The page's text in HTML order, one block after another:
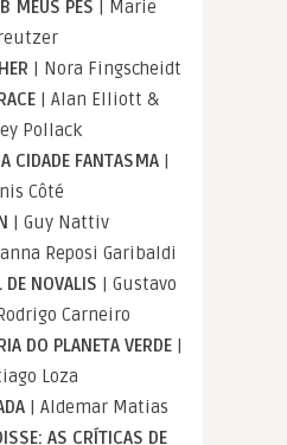
MEUS PÉS
| Marie
| Nora Fingscheidt
| Alan Elliott &
Pollack
CIDADE FANTASMA |
Côté
| Guy Nattiv
Reposi Garibaldi
NOVALIS | Gustavo
Carneiro
DO PLANETA VERDE |
Loza
| Aldemar Matias
AS CRÍTICAS DE